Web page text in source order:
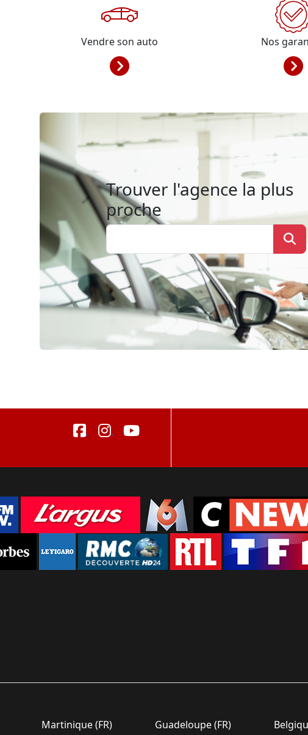
Vendre son auto Nos
Trouver l'agence la plus
proche
Martinique (FR) Guadeloupe (FR)